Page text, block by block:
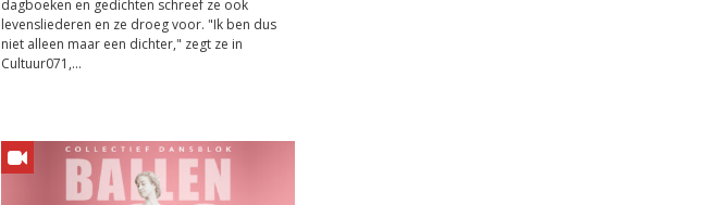
dagboeken en gedichten schreef ze ook
levensliederen en ze droeg voor. "Ik ben dus
niet alleen maar een dichter," zegt ze in
Cultuur071,...